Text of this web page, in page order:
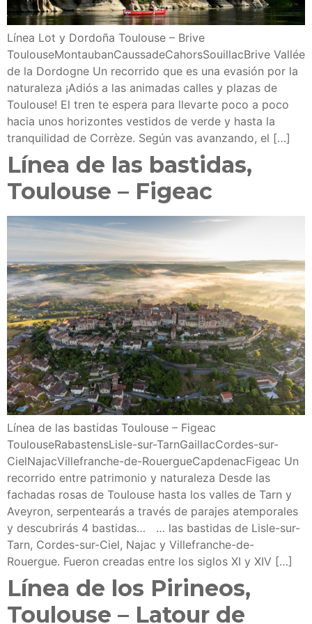
Línea Lot y Dordoña Toulouse – Brive
ToulouseMontaubanCaussadeCahorsSouillacBrive Vallée
de la Dordogne Un recorrido que es una evasión por la
naturaleza ¡Adiós a las animadas calles y plazas de
Toulouse! El tren te espera para llevarte poco a poco
hacia unos horizontes vestidos de verde y hasta la
tranquilidad de Corrèze. Según vas avanzando, el […]
Línea de las bastidas,
Toulouse – Figeac
Línea de las bastidas Toulouse – Figeac
ToulouseRabastensLisle-sur-TarnGaillacCordes-sur-
CielNajacVillefranche-de-RouergueCapdenacFigeac Un
recorrido entre patrimonio y naturaleza Desde las
fachadas rosas de Toulouse hasta los valles de Tarn y
Aveyron, serpentearás a través de parajes atemporales
y descubrirás 4 bastidas… … las bastidas de Lisle-sur-
Tarn, Cordes-sur-Ciel, Najac y Villefranche-de-
Rouergue. Fueron creadas entre los siglos XI y XIV […]
Línea de los Pirineos,
Toulouse – Latour de